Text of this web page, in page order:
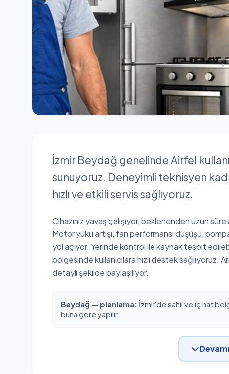
İzmir Beydağ genelinde Airfel
sunuyoruz. Deneyimli teknisyen
hızlı ve etkili servis sağlıyoruz.
Cihazınız yavaş çalışıyor, beklenenden uzun
Motor yükü artışı, fan performansı düşüşü,
yol açıyor. Yerinde kontrol ile kaynak tespit
bölgesinde kullanıcılara hızlı destek sağlıyoruz.
detaylı şekilde paylaşılıyor.
Beydağ — planlama: İzmir'de sahil ve iç hat
buna göre yapılır.